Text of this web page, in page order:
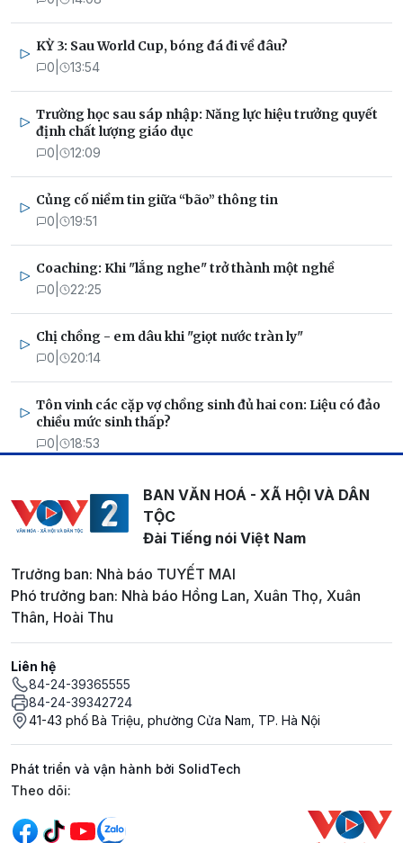
KỲ 3: Sau World Cup, bóng đá đi về đâu?
0 13:54
Trường học sau sáp nhập: Năng lực hiệu trưởng quyết
định chất lượng giáo dục
0 12:09
Củng cố niềm tin giữa “bão” thông tin
0 19:51
Coaching: Khi "lắng nghe" trở thành một nghề
0 22:25
Chị chồng - em dâu khi "giọt nước tràn ly"
0 20:14
Tôn vinh các cặp vợ chồng sinh đủ hai con: Liệu có đảo
chiều mức sinh thấp?
0 18:53
BAN VĂN HOÁ - XÃ HỘI VÀ DÂN
TỘC
Đài Tiếng nói Việt Nam
Trưởng ban: Nhà báo TUYẾT MAI
Phó trưởng ban: Nhà báo Hồng Lan, Xuân Thọ, Xuân
Thân, Hoài Thu
Liên hệ
84-24-39365555
84-24-39342724
41-43 phố Bà Triệu, phường Cửa Nam, TP. Hà Nội
Phát triển và vận hành bởi SolidTech
Mạng xã hội
Theo dõi: